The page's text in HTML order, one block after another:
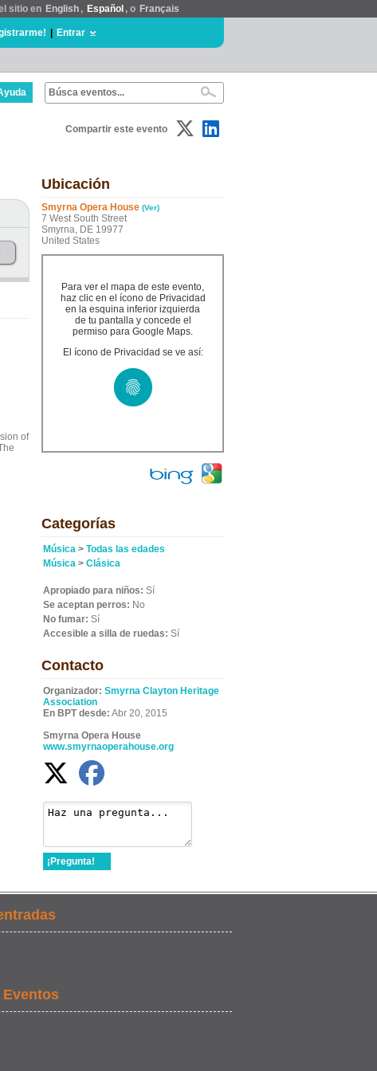
sitio en English , Español , o Français
Entrar
Compartir este evento
of
Ubicación
Smyrna Opera House (Ver)
7 West South Street
Smyrna, DE 19977
United States
Para ver el mapa de este evento,
haz clic en el ícono de Privacidad
en la esquina inferior izquierda
de tu pantalla y concede el
permiso para Google Maps.
El ícono de Privacidad se ve así:
Categorías
Música > Todas las edades
Música > Clásica
Apropiado para niños: Sí
Se aceptan perros: No
No fumar: Sí
Accesible a silla de ruedas: Sí
Contacto
Organizador: Smyrna Clayton Heritage
Association
En BPT desde: Abr 20, 2015
Smyrna Opera House
www.smyrnaoperahouse.org
¡Pregunta!